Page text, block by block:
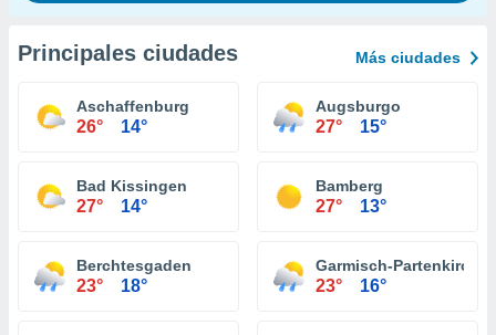
Principales ciudades Más ciudades
Aschaffenburg
26° 14°
Augsburgo
27° 15°
Bad Kissingen
27° 14°
Bamberg
27° 13°
Berchtesgaden
23° 18°
Garmisch-
23° 16°